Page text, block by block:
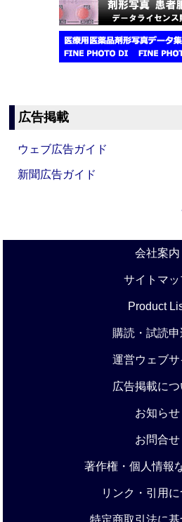
広告掲載
ウェブ広告ガイド
新聞広告ガイド
会社案内
サイトマッ
Product
購読・試読申
運営ウェブサ
広告掲載につ
お知らせ
お問合せ
著作権・個人情報
リンク・引用